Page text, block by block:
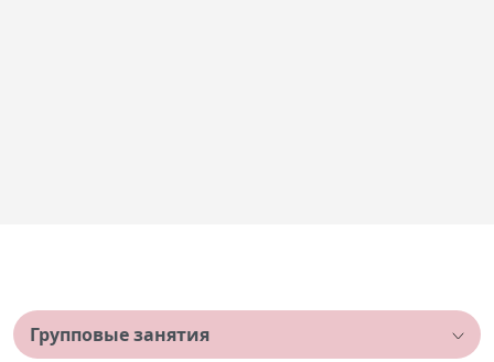
Групповые занятия